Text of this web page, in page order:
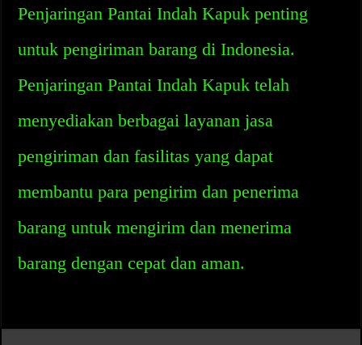
Penjaringan Pantai Indah Kapuk penting
untuk pengiriman barang di Indonesia.
Penjaringan Pantai Indah Kapuk telah
menyediakan berbagai layanan jasa
pengiriman dan fasilitas yang dapat
membantu para pengirim dan penerima
barang untuk mengirim dan menerima
barang dengan cepat dan aman.